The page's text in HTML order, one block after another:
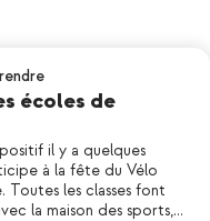
écoles de
il y a quelques
à la fête du Vélo
Toutes les classes font
la maison des sports,…